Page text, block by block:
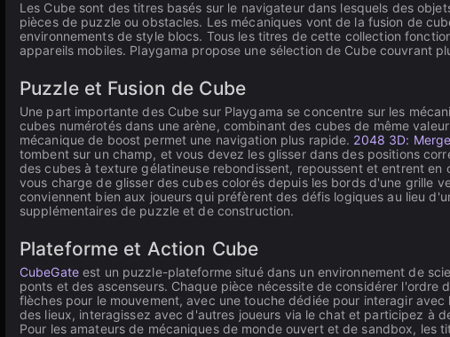
Les Cube sont des titres basés sur le navigateur dans lesquels des
pièces de puzzle ou obstacles. Les mécaniques vont de la fusion de
environnements de style blocs. Tous les titres de cette collection
appareils mobiles. Playgama propose une sélection de Cube couvrant
Puzzle et Fusion de Cube
Une part importante des Cube sur Playgama se concentre sur les
cubes numérotés dans une arène, combinant des cubes de même
mécanique de boost permet une navigation plus rapide. 2048 3D:
tombent sur un champ, et vous devez les glisser dans des positions
des cubes à texture gélatineuse rebondissent, repoussent et entrent
vous charge de glisser des cubes colorés depuis les bords d'une grille
conviennent bien aux joueurs qui préfèrent des défis logiques au lieu
supplémentaires de puzzle et de construction.
Plateforme et Action Cube
CubeGateest un puzzle-plateforme situé dans un environnement de
ponts et des ascenseurs. Chaque pièce nécessite de considérer l'ordre
flèches pour le mouvement, avec une touche dédiée pour interagir avec
des lieux, interagissez avec d'autres joueurs via le chat et participez à
Pour les amateurs de mécaniques de monde ouvert et de sandbox, les